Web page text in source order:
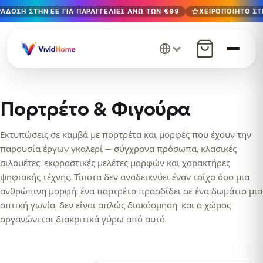
Δωρεάν παράδοση στην ΕΕ για παραγγελίες άνω των €99
12+ χρόνια χειροτεχνίας · Μόνο υλικά υψηλής ποιότητας
ΣΤΗΝ ΕΕ ΓΙΑ ΠΑΡΑΓΓΕΛΊΕΣ ΆΝΩ ΤΩΝ €99 ΧΕΙΡΟΠΟΊΗΤΟ
Πορτρέτο & Φιγούρα
Εκτυπώσεις σε καμβά με πορτρέτα και μορφές που έχουν την
παρουσία έργων γκαλερί — σύγχρονα πρόσωπα, κλασικές
σιλουέτες, εκφραστικές μελέτες μορφών και χαρακτήρες
ψηφιακής τέχνης. Τίποτα δεν αναδεικνύει έναν τοίχο όσο μια
ανθρώπινη μορφή: ένα πορτρέτο προσδίδει σε ένα δωμάτιο μια
οπτική γωνία, δεν είναι απλώς διακόσμηση, και ο χώρος
οργανώνεται διακριτικά γύρω από αυτό.